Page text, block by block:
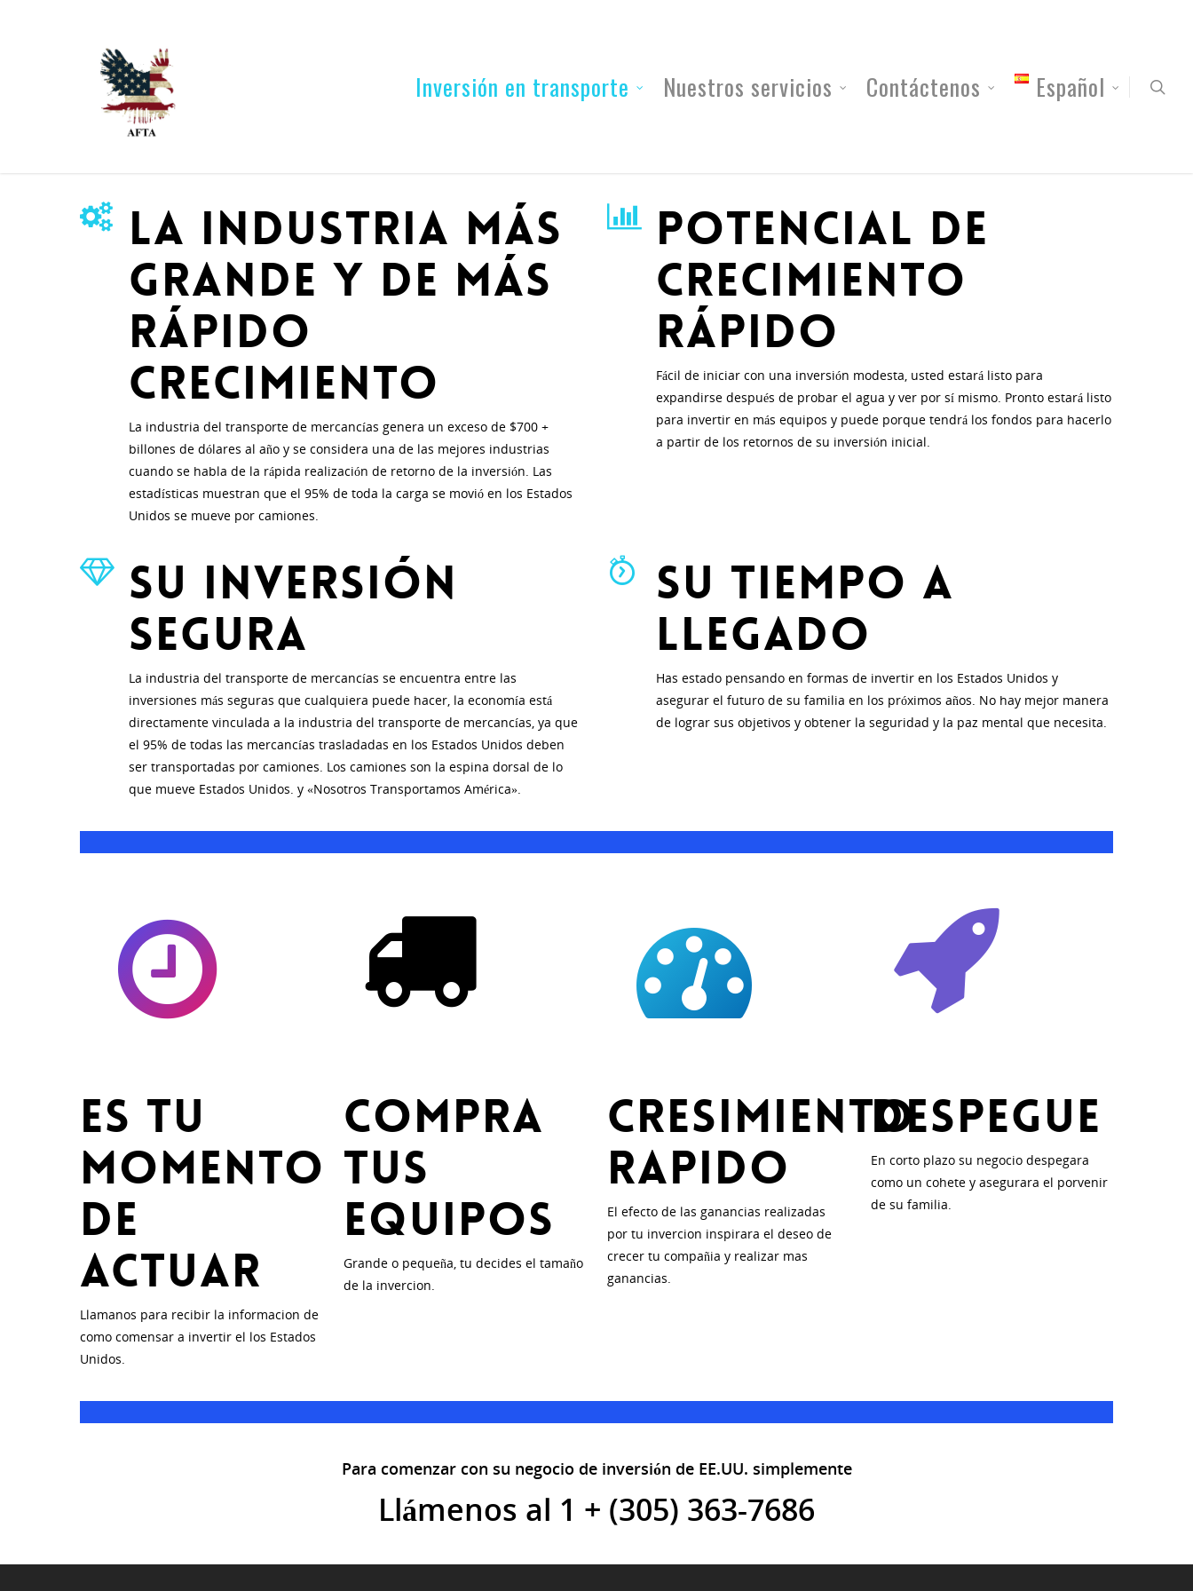
Inversión en transporte Nuestros servicios Contáctenos Español
La industria más
grande y de más
rápido
crecimiento
La industria del transporte de mercancías genera un exceso de $700 +
billones de dólares al año y se considera una de las mejores industrias
cuando se habla de la rápida realización de retorno de la inversión. Las
estadísticas muestran que el 95% de toda la carga se movió en los Estados
Unidos se mueve por camiones.
Potencial de
crecimiento
rápido
Fácil de iniciar con una inversión modesta, usted estará listo para
expandirse después de probar el agua y ver por sí mismo. Pronto estará listo
para invertir en más equipos y puede porque tendrá los fondos para hacerlo
a partir de los retornos de su inversión inicial.
Su inversión
segura
La industria del transporte de mercancías se encuentra entre las
inversiones más seguras que cualquiera puede hacer, la economía está
directamente vinculada a la industria del transporte de mercancías, ya que
el 95% de todas las mercancías trasladadas en los Estados Unidos deben
ser transportadas por camiones. Los camiones son la espina dorsal de lo
que mueve Estados Unidos. y «Nosotros Transportamos América».
Su tiempo a
llegado
Has estado pensando en formas de invertir en los Estados Unidos y
asegurar el futuro de su familia en los próximos años. No hay mejor manera
de lograr sus objetivos y obtener la seguridad y la paz mental que necesita.
Es tu
momento
de
Actuar
Llamanos para recibir la informacion de
como comensar a invertir el los Estados
Unidos.
Compra
tus
Equipos
Grande o pequeña, tu decides el tamaño
de la invercion.
Cresimiento
Rapido
El efecto de las ganancias realizadas
por tu invercion inspirara el deseo de
crecer tu compañia y realizar mas
ganancias.
Despegue
En corto plazo su negocio despegara
como un cohete y asegurara el porvenir
de su familia.
Para comenzar con su negocio de inversión de EE.UU. simplemente
Llámenos al 1 + (305) 363-7686